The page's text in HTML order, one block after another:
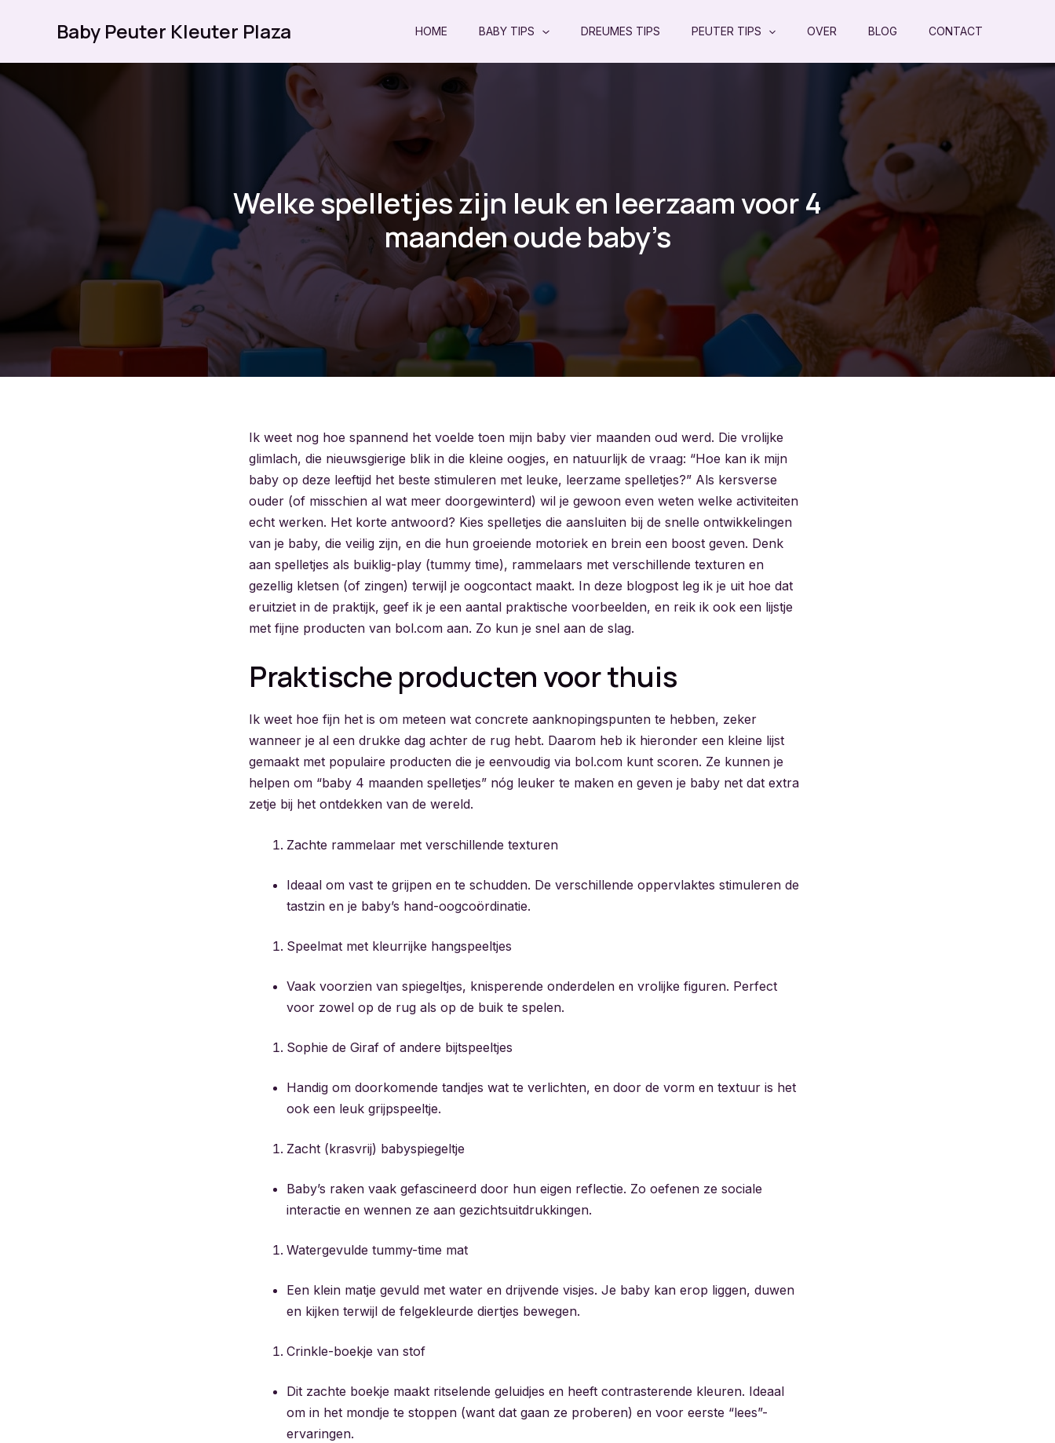
inhoud
Baby Peuter Kleuter Plaza HOME BABY TIPS DREUMES TIPS PEUTER TIPS OVER BLOG CONTACT
Welke spelletjes zijn leuk en leerzaam voor 4
maanden oude baby’s
Ik weet nog hoe spannend het voelde toen mijn baby vier maanden oud werd. Die vrolijke
glimlach, die nieuwsgierige blik in die kleine oogjes, en natuurlijk de vraag: “Hoe kan ik mijn
baby op deze leeftijd het beste stimuleren met leuke, leerzame spelletjes?” Als kersverse
ouder (of misschien al wat meer doorgewinterd) wil je gewoon even weten welke activiteiten
echt werken. Het korte antwoord? Kies spelletjes die aansluiten bij de snelle ontwikkelingen
van je baby, die veilig zijn, en die hun groeiende motoriek en brein een boost geven. Denk
aan spelletjes als buiklig-play (tummy time), rammelaars met verschillende texturen en
gezellig kletsen (of zingen) terwijl je oogcontact maakt. In deze blogpost leg ik je uit hoe dat
eruitziet in de praktijk, geef ik je een aantal praktische voorbeelden, en reik ik ook een lijstje
met fijne producten van bol.com aan. Zo kun je snel aan de slag.
Praktische producten voor thuis
Ik weet hoe fijn het is om meteen wat concrete aanknopingspunten te hebben, zeker
wanneer je al een drukke dag achter de rug hebt. Daarom heb ik hieronder een kleine lijst
gemaakt met populaire producten die je eenvoudig via bol.com kunt scoren. Ze kunnen je
helpen om “baby 4 maanden spelletjes” nóg leuker te maken en geven je baby net dat extra
zetje bij het ontdekken van de wereld.
Zachte rammelaar met verschillende texturen
Ideaal om vast te grijpen en te schudden. De verschillende oppervlaktes stimuleren de
tastzin en je baby’s hand-oogcoördinatie.
Speelmat met kleurrijke hangspeeltjes
Vaak voorzien van spiegeltjes, knisperende onderdelen en vrolijke figuren. Perfect
voor zowel op de rug als op de buik te spelen.
Sophie de Giraf of andere bijtspeeltjes
Handig om doorkomende tandjes wat te verlichten, en door de vorm en textuur is het
ook een leuk grijpspeeltje.
Zacht (krasvrij) babyspiegeltje
Baby’s raken vaak gefascineerd door hun eigen reflectie. Zo oefenen ze sociale
interactie en wennen ze aan gezichtsuitdrukkingen.
Watergevulde tummy-time mat
Een klein matje gevuld met water en drijvende visjes. Je baby kan erop liggen, duwen
en kijken terwijl de felgekleurde diertjes bewegen.
Crinkle-boekje van stof
Dit zachte boekje maakt ritselende geluidjes en heeft contrasterende kleuren. Ideaal
om in het mondje te stoppen (want dat gaan ze proberen) en voor eerste “lees”-
ervaringen.